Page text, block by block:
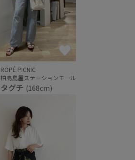
ROPÉ PICNIC
柏高島屋ステーションモール
タグチ (168cm)